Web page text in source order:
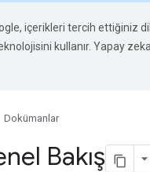
içerikleri tercih ettiğiniz
kullanır. Yapay zeka
Dokümanlar
Bakış